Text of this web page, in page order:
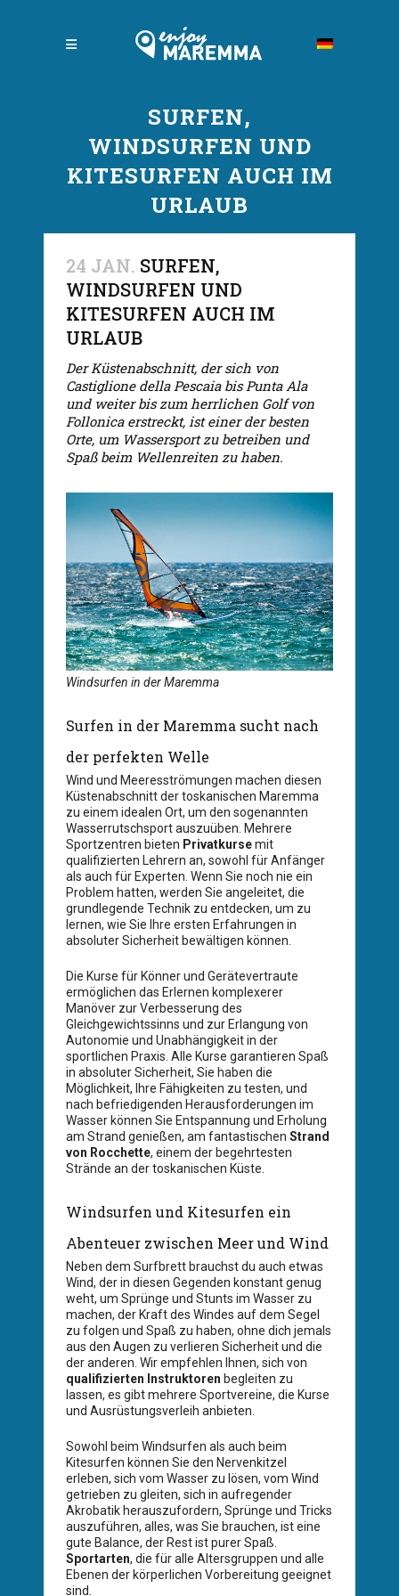
SURFEN,
WINDSURFEN UND
KITESURFEN AUCH IM
URLAUB
24 JAN. SURFEN,
WINDSURFEN UND
KITESURFEN AUCH IM
URLAUB
Der Küstenabschnitt, der sich von
Castiglione della Pescaia bis Punta Ala
und weiter bis zum herrlichen Golf von
Follonica erstreckt, ist einer der besten
Orte, um Wassersport zu betreiben und
Spaß beim Wellenreiten zu haben.
Windsurfen in der Maremma
Surfen in der Maremma sucht nach
der perfekten Welle
Wind und Meeresströmungen machen diesen
Küstenabschnitt der toskanischen Maremma
zu einem idealen Ort, um den sogenannten
Wasserrutschsport auszuüben. Mehrere
Sportzentren bieten Privatkursemit
qualifizierten Lehrern an, sowohl für Anfänger
als auch für Experten. Wenn Sie noch nie ein
Problem hatten, werden Sie angeleitet, die
grundlegende Technik zu entdecken, um zu
lernen, wie Sie Ihre ersten Erfahrungen in
absoluter Sicherheit bewältigen können.
Die Kurse für Könner und Gerätevertraute
ermöglichen das Erlernen komplexerer
Manöver zur Verbesserung des
Gleichgewichtssinns und zur Erlangung von
Autonomie und Unabhängigkeit in der
sportlichen Praxis. Alle Kurse garantieren Spaß
in absoluter Sicherheit, Sie haben die
Möglichkeit, Ihre Fähigkeiten zu testen, und
nach befriedigenden Herausforderungen im
Wasser können Sie Entspannung und Erholung
am Strand genießen, am fantastischen Strand
von Rocchette, einem der begehrtesten
Strände an der toskanischen Küste.
Windsurfen und Kitesurfen ein
Abenteuer zwischen Meer und Wind
Neben dem Surfbrett brauchst du auch etwas
Wind, der in diesen Gegenden konstant genug
weht, um Sprünge und Stunts im Wasser zu
machen, der Kraft des Windes auf dem Segel
zu folgen und Spaß zu haben, ohne dich jemals
aus den Augen zu verlieren Sicherheit und die
der anderen. Wir empfehlen Ihnen, sich von
qualifizierten Instruktoren begleiten zu
lassen, es gibt mehrere Sportvereine, die Kurse
und Ausrüstungsverleih anbieten.
Sowohl beim Windsurfen als auch beim
Kitesurfen können Sie den Nervenkitzel
erleben, sich vom Wasser zu lösen, vom Wind
getrieben zu gleiten, sich in aufregender
Akrobatik herauszufordern, Sprünge und Tricks
auszuführen, alles, was Sie brauchen, ist eine
gute Balance, der Rest ist purer Spaß.
Sportarten, die für alle Altersgruppen und alle
Ebenen der körperlichen Vorbereitung geeignet
sind.